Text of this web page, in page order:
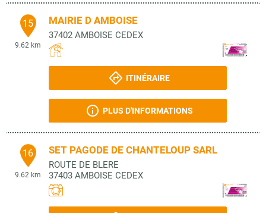
15
9.62 km
MAIRIE D AMBOISE
37402 AMBOISE CEDEX
ITINÉRAIRE
PLUS D'INFORMATIONS
16
9.62 km
SET PAGODE DE CHANTELOUP SARL
ROUTE DE BLERE
37403 AMBOISE CEDEX